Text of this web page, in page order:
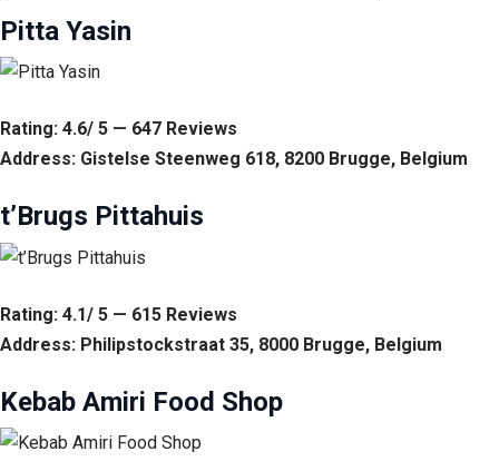
Pitta Yasin
Rating: 4.6/ 5 — 647 Reviews
Address: Gistelse Steenweg 618, 8200 Brugge, Belgium
t’Brugs Pittahuis
Rating: 4.1/ 5 — 615 Reviews
Address: Philipstockstraat 35, 8000 Brugge, Belgium
Kebab Amiri Food Shop